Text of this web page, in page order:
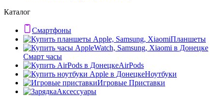
Каталог
Смартфоны
Планшеты
Смарт часы
AirPods
Ноутбуки
Игровые Приставки
Аксессуары